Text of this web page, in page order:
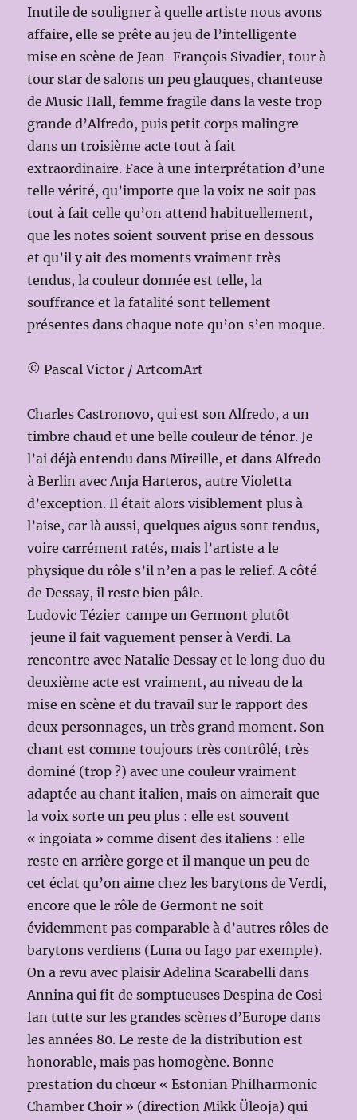
Inutile de souligner à quelle artiste nous avons
affaire, elle se prête au jeu de l’intelligente
mise en scène de Jean-François Sivadier, tour à
tour star de salons un peu glauques, chanteuse
de Music Hall, femme fragile dans la veste trop
grande d’Alfredo, puis petit corps malingre
dans un troisième acte tout à fait
extraordinaire. Face à une interprétation d’une
telle vérité, qu’importe que la voix ne soit pas
tout à fait celle qu’on attend habituellement,
que les notes soient souvent prise en dessous
et qu’il y ait des moments vraiment très
tendus, la couleur donnée est telle, la
souffrance et la fatalité sont tellement
présentes dans chaque note qu’on s’en moque.
© Pascal Victor / ArtcomArt
Charles Castronovo, qui est son Alfredo, a un
timbre chaud et une belle couleur de ténor. Je
l’ai déjà entendu dans Mireille, et dans Alfredo
à Berlin avec Anja Harteros, autre Violetta
d’exception. Il était alors visiblement plus à
l’aise, car là aussi, quelques aigus sont tendus,
voire carrément ratés, mais l’artiste a le
physique du rôle s’il n’en a pas le relief. A côté
de Dessay, il reste bien pâle.
Ludovic Tézier campe un Germont plutôt
jeune il fait vaguement penser à Verdi. La
rencontre avec Natalie Dessay et le long duo du
deuxième acte est vraiment, au niveau de la
mise en scène et du travail sur le rapport des
deux personnages, un très grand moment. Son
chant est comme toujours très contrôlé, très
dominé (trop ?) avec une couleur vraiment
adaptée au chant italien, mais on aimerait que
la voix sorte un peu plus : elle est souvent
« ingoiata » comme disent des italiens : elle
reste en arrière gorge et il manque un peu de
cet éclat qu’on aime chez les barytons de Verdi,
encore que le rôle de Germont ne soit
évidemment pas comparable à d’autres rôles de
barytons verdiens (Luna ou Iago par exemple).
On a revu avec plaisir Adelina Scarabelli dans
Annina qui fit de somptueuses Despina de Cosi
fan tutte sur les grandes scènes d’Europe dans
les années 80. Le reste de la distribution est
honorable, mais pas homogène. Bonne
prestation du chœur « Estonian Philharmonic
Chamber Choir » (direction Mikk Üleoja) qui